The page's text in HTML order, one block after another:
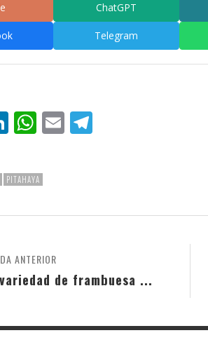
ChatGPT
Telegram
LinkedIn
WhatsApp
Email
PITAHAYA
ANTERIOR
de frambuesa ...